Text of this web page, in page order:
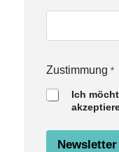
t
m
u
n
Zustimmung *
Ich